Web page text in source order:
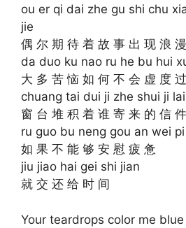
ou er qi dai zhe gu shi chu
jie
偶 尔 期 待 着 故 事 出 现 浪
da duo ku nao ru he bu hui
大 多 苦 恼 如 何 不 会 虚 度
chuang tai dui ji zhe shui ji
窗 台 堆 积 着 谁 寄 来 的 信 件
ru guo bu neng gou an wei
如 果 不 能 够 安 慰 疲 惫
jiu jiao hai gei shi jian
就 交 还 给 时 间
Your teardrops color me blue